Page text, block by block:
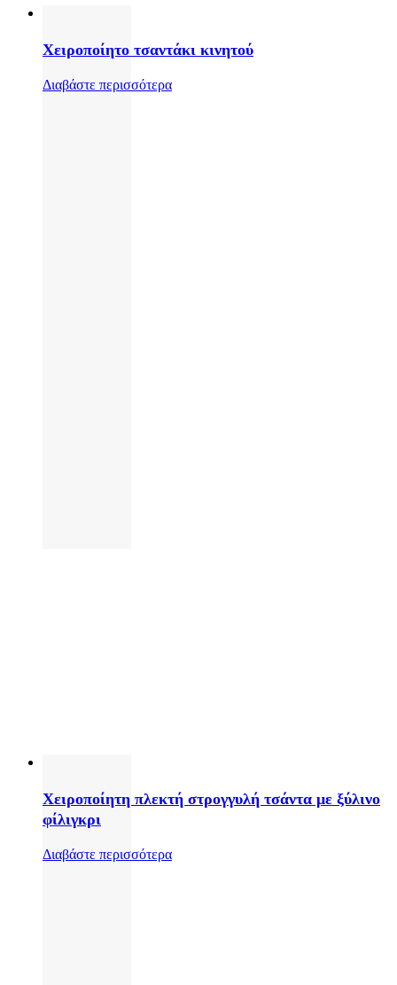
Χειροποίητο τσαντάκι κινητού
Διαβάστε περισσότερα
Χειροποίητη πλεκτή στρογγυλή τσάντα με ξύλινο
φίλιγκρι
Διαβάστε περισσότερα